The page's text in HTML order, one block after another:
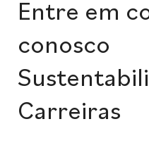
Entre em
conosco
Carreiras